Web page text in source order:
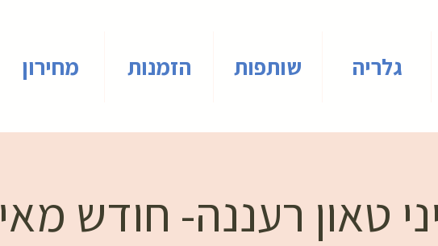
גלריה שותפות הזמנות מחירון
טאון רעננה- חודש מאי